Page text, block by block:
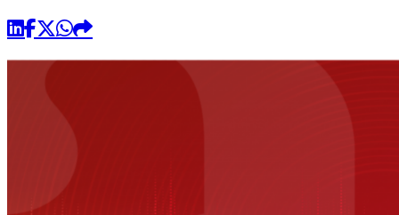
Universidad de Chile
Sustentabilidad